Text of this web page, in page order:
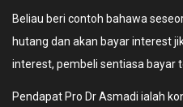
Beliau beri contoh bahawa
hutang dan akan bayar interest
interest, pembeli sentiasa bayar
Pendapat Pro Dr Asmadi ialah